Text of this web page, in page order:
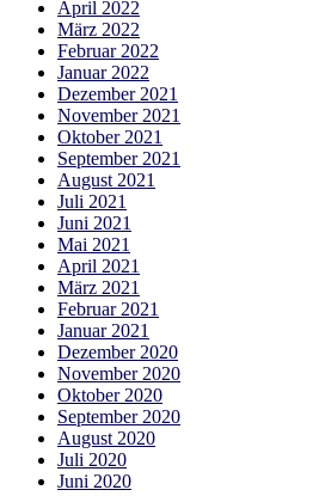
April 2022
März 2022
Februar 2022
Januar 2022
Dezember 2021
November 2021
Oktober 2021
September 2021
August 2021
Juli 2021
Juni 2021
Mai 2021
April 2021
März 2021
Februar 2021
Januar 2021
Dezember 2020
November 2020
Oktober 2020
September 2020
August 2020
Juli 2020
Juni 2020